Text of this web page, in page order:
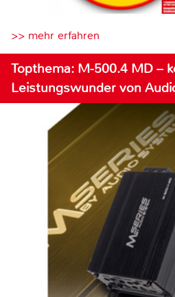
>> mehr erfahren
Topthema: M-500.4 MD –
Leistungswunder von